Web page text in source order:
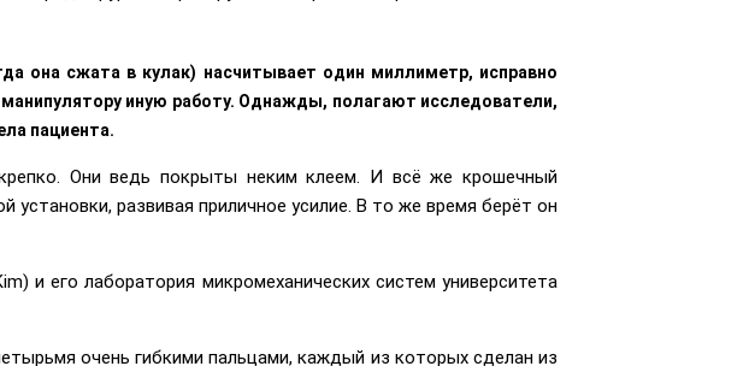
она сжата в кулак) насчитывает один миллиметр, исправно
иную работу. Однажды, полагают исследователи,
пациента.
Они ведь покрыты неким клеем. И всё же крошечный
развивая приличное усилие. В то же время берёт он
и его лаборатория микромеханических систем университета
очень гибкими пальцами, каждый из которых сделан из